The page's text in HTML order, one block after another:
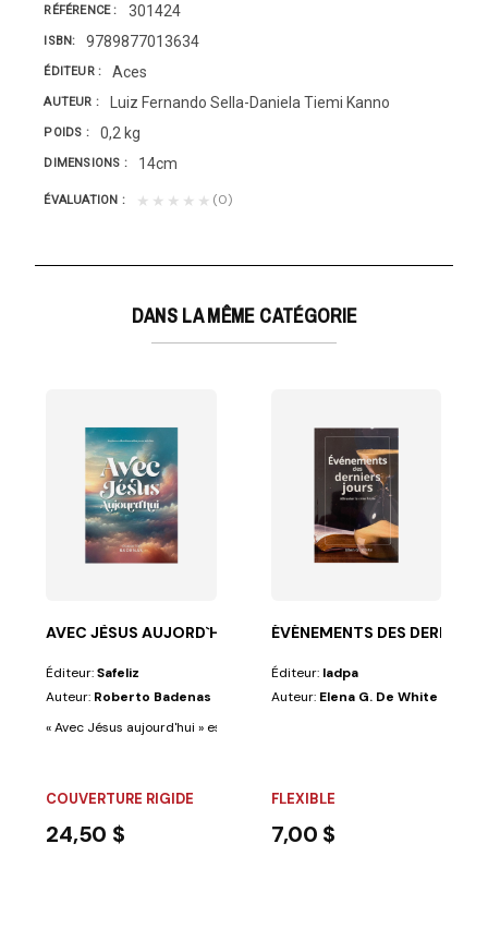
RÉFÉRENCE 301424
ISBN 9789877013634
ÉDITEUR Aces
AUTEUR Luiz Fernando Sella-Daniela Tiemi Kanno
POIDS 0,2 kg
DIMENSIONS 14cm
ÉVALUATION ★★★★★ (0)
DANS LA MÊME CATÉGORIE
DE LA BIENHEURE
à propos des grands sujets qui ont...
AVEC JÈSUS AUJORD`HOUI
Éditeur:Safeliz
Auteur: Roberto Badenas
« Avec Jésus aujourd'hui » est un recueil de méditations destinées à
COUVERTURE RIGIDE
24,50 $
ÉVÉNEMENTS DES
Éditeur: Iadpa
Auteur: Elena G. De White
FLEXIBLE
7,00 $